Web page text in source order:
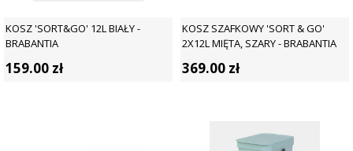
KOSZ 'SORT&GO' 12L BIAŁY -
BRABANTIA
159.00 zł
KOSZ SZAFKOWY 'SORT & GO'
2X12L MIĘTA, SZARY - BRABANTIA
369.00 zł